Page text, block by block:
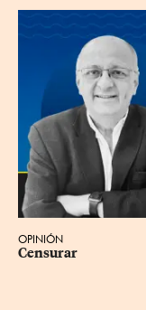
OPINIÓN
Censurar